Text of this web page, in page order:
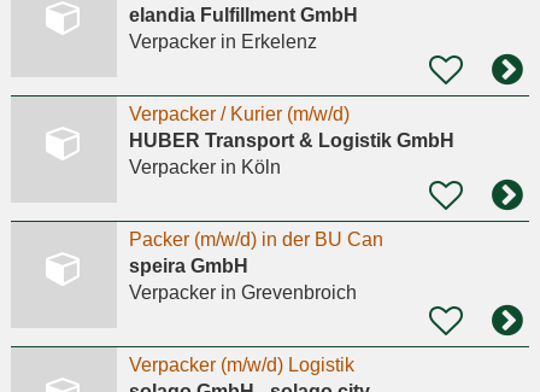
elandia Fulfillment GmbH
Verpackerin Erkelenz
Verpacker / Kurier (m/w/d)
HUBER Transport & Logistik GmbH
Verpackerin Köln
Packer (m/w/d) in der BU Can
speira GmbH
Verpackerin Grevenbroich
Verpacker (m/w/d) Logistik